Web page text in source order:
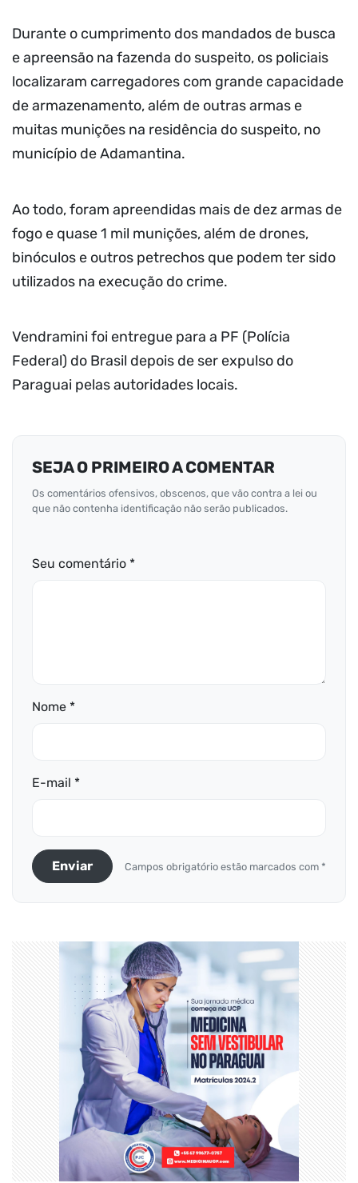
Durante o cumprimento dos mandados de busca
e apreensão na fazenda do suspeito, os policiais
localizaram carregadores com grande capacidade
de armazenamento, além de outras armas e
muitas munições na residência do suspeito, no
município de Adamantina.
Ao todo, foram apreendidas mais de dez armas de
fogo e quase 1 mil munições, além de drones,
binóculos e outros petrechos que podem ter sido
utilizados na execução do crime.
Vendramini foi entregue para a PF (Polícia
Federal) do Brasil depois de ser expulso do
Paraguai pelas autoridades locais.
SEJA O PRIMEIRO A COMENTAR
Os comentários ofensivos, obscenos, que vão contra a lei ou
que não contenha identificação não serão publicados.
Seu comentário *
Nome *
E-mail *
Enviar Campos obrigatório estão marcados com *